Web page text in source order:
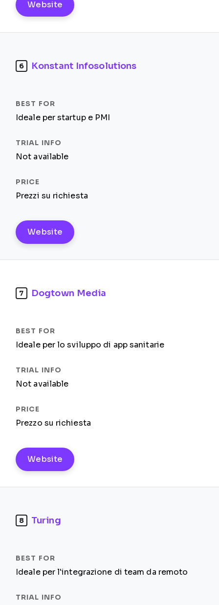
Website
6 Konstant Infosolutions
Ideale per startup e PMI
Not available
Prezzi su richiesta
Website
7 Dogtown Media
Ideale per lo sviluppo di app sanitarie
Not available
Prezzo su richiesta
Website
8 Turing
Ideale per l'integrazione di team da remoto